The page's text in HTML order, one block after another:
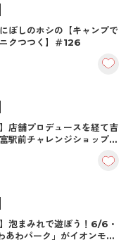
ぼしのホシの【キャンプで
クつつく】＃126
】店舗プロデュースを経て吉
駅前チャレンジショップ3
】泡まみれで遊ぼう！6/6・
あわパーク」がイオンモー